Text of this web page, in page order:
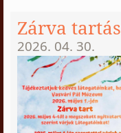
Zárva tartás
2026. 04. 30.